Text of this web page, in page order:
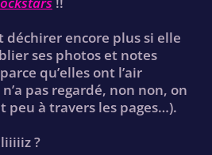
encore plus si elle
ses photos et notes
qu’elles ont l’air
pas regardé, non non, on
peu à travers les pages…).
?